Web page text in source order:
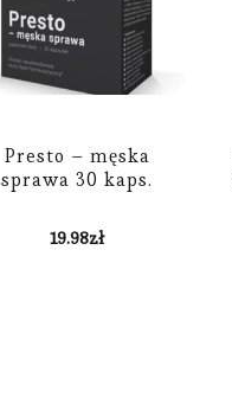
Presto – męska
sprawa 30 kaps.
19.98zł